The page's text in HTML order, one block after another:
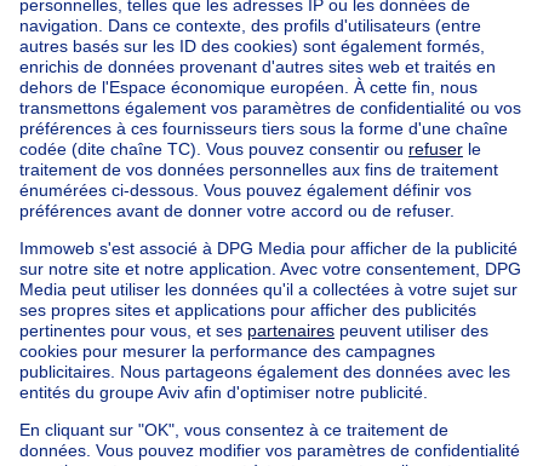
Accueil Belgique
Bruxelles (province)
Bruxelles (arrondissement)
Acheter votre maison à Etterbeek
Nos maisons hors de la Belgique
Maison à vendre France
Maison à vendre Espagne
Maison à vendre Italie
Maison à vendre Luxembourg
Maison à vendre Pays-bas
Nos biens pas chèrsMaison à vendre pas cher
Appartements à louer pas cher
Nos biens à louer avec chambres
Appartement à vendre avec 3 chambres
Maison à vendre avec 3 chambres
Appartement à louer avec 3 chambres
Maison à louer avec 3 chambres
Appartement à louer avec 3 chambres Bruxelles-ville